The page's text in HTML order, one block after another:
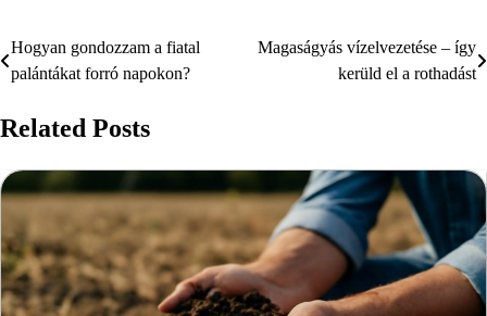
Bejegyzés
navigáció
Hogyan gondozzam a fiatal
palántákat forró napokon?
Magaságyás vízelvezetése – így
kerüld el a rothadást
Related Posts